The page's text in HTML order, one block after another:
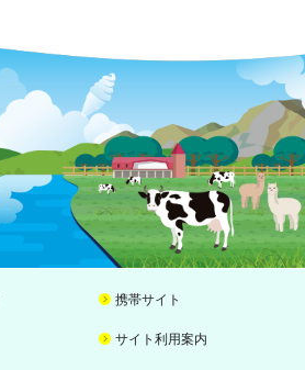
携帯サイト
サイト利用案内